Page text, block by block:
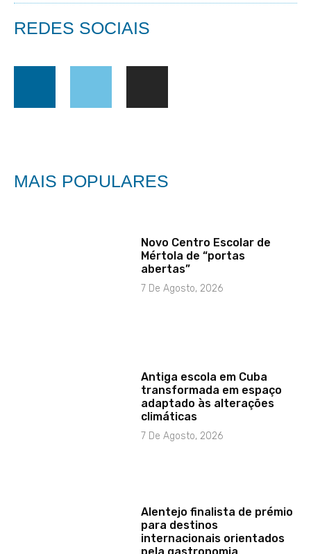
REDES SOCIAIS
MAIS POPULARES
Novo Centro Escolar de
Mértola de “portas
abertas”
7 De Agosto, 2026
Antiga escola em Cuba
transformada em espaço
adaptado às alterações
climáticas
7 De Agosto, 2026
Alentejo finalista de prémio
para destinos
internacionais orientados
pela gastronomia